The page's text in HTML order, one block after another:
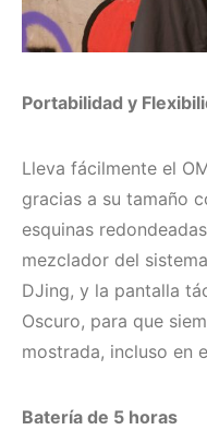
Portabilidad y
Lleva fácilmente el
gracias a su tamaño
esquinas
mezclador del
DJing, y la pantalla
Oscuro, para que
mostrada, incluso en
Batería de 5 horas